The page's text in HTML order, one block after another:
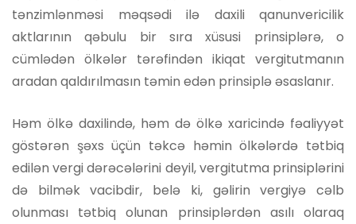
tənzimlənməsi məqsədi ilə daxili qanunvericilik
aktlarının qəbulu bir sıra xüsusi prinsiplərə, o
cümlədən ölkələr tərəfindən ikiqat vergitutmanın
aradan qaldırılmasın təmin edən prinsiplə əsaslanır.
Həm ölkə daxilində, həm də ölkə xaricində fəaliyyət
göstərən şəxs üçün təkcə həmin ölkələrdə tətbiq
edilən vergi dərəcələrini deyil, vergitutma prinsiplərini
də bilmək vacibdir, belə ki, gəlirin vergiyə cəlb
olunması tətbiq olunan prinsiplərdən asılı olaraq